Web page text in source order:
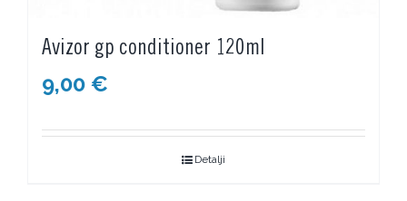
Avizor gp conditioner 120ml
9,00 €
Detalji